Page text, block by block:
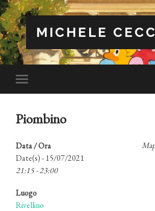
MICHELE
Attiva/disattiva
il
dispositivi
Piombino
Data / Ora
Date(s) - 15/07/2021
21:15 - 23:00
Luogo
Rivellino